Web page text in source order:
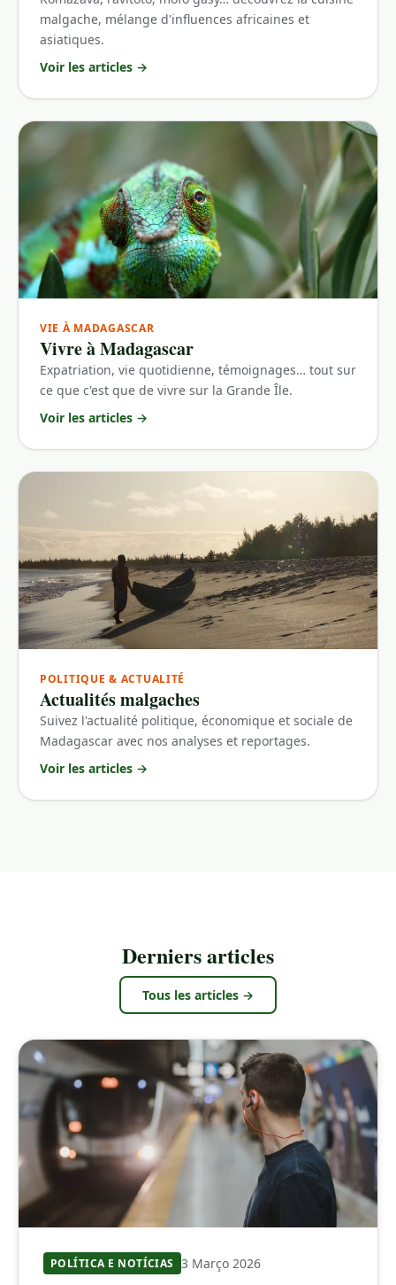
malgache, mélange d'influences africaines et
asiatiques.
Voir les articles →
VIE À MADAGASCAR
Vivre à Madagascar
Expatriation, vie quotidienne, témoignages… tout sur
ce que c'est que de vivre sur la Grande Île.
Voir les articles →
POLITIQUE & ACTUALITÉ
Actualités malgaches
Suivez l'actualité politique, économique et sociale de
Madagascar avec nos analyses et reportages.
Voir les articles →
Derniers articles
Tous les articles →
POLÍTICA E NOTÍCIAS 3 Março 2026